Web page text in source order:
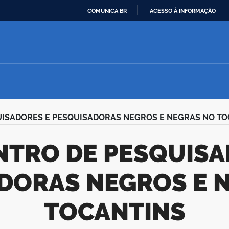
CONTEÚDO
COMUNICA BR ACESSO À INFORMAÇÃO
E PESQUISADORAS NEGROS E NEGRAS NO
NEGROS E
TOCANTINS